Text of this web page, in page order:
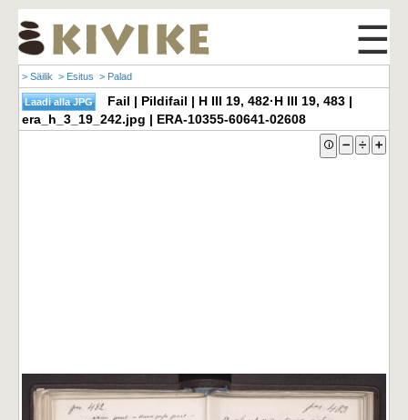
☰
> Säilik > Esitus > Palad
Fail | Pildifail | H III 19, 482·H III 19, 483 |
era_h_3_19_242.jpg | ERA-10355-60641-02608